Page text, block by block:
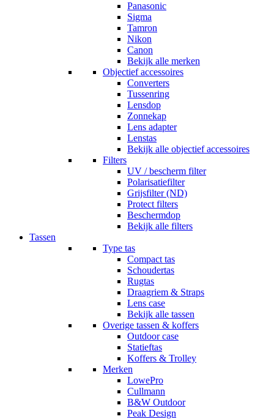
Panasonic
Sigma
Tamron
Nikon
Canon
Bekijk alle merken
Objectief accessoires
Converters
Tussenring
Lensdop
Zonnekap
Lens adapter
Lenstas
Bekijk alle objectief accessoires
Filters
UV / bescherm filter
Polarisatiefilter
Grijsfilter (ND)
Protect filters
Beschermdop
Bekijk alle filters
Tassen
Type tas
Compact tas
Schoudertas
Rugtas
Draagriem & Straps
Lens case
Bekijk alle tassen
Overige tassen & koffers
Outdoor case
Statieftas
Koffers & Trolley
Merken
LowePro
Cullmann
B&W Outdoor
Peak Design